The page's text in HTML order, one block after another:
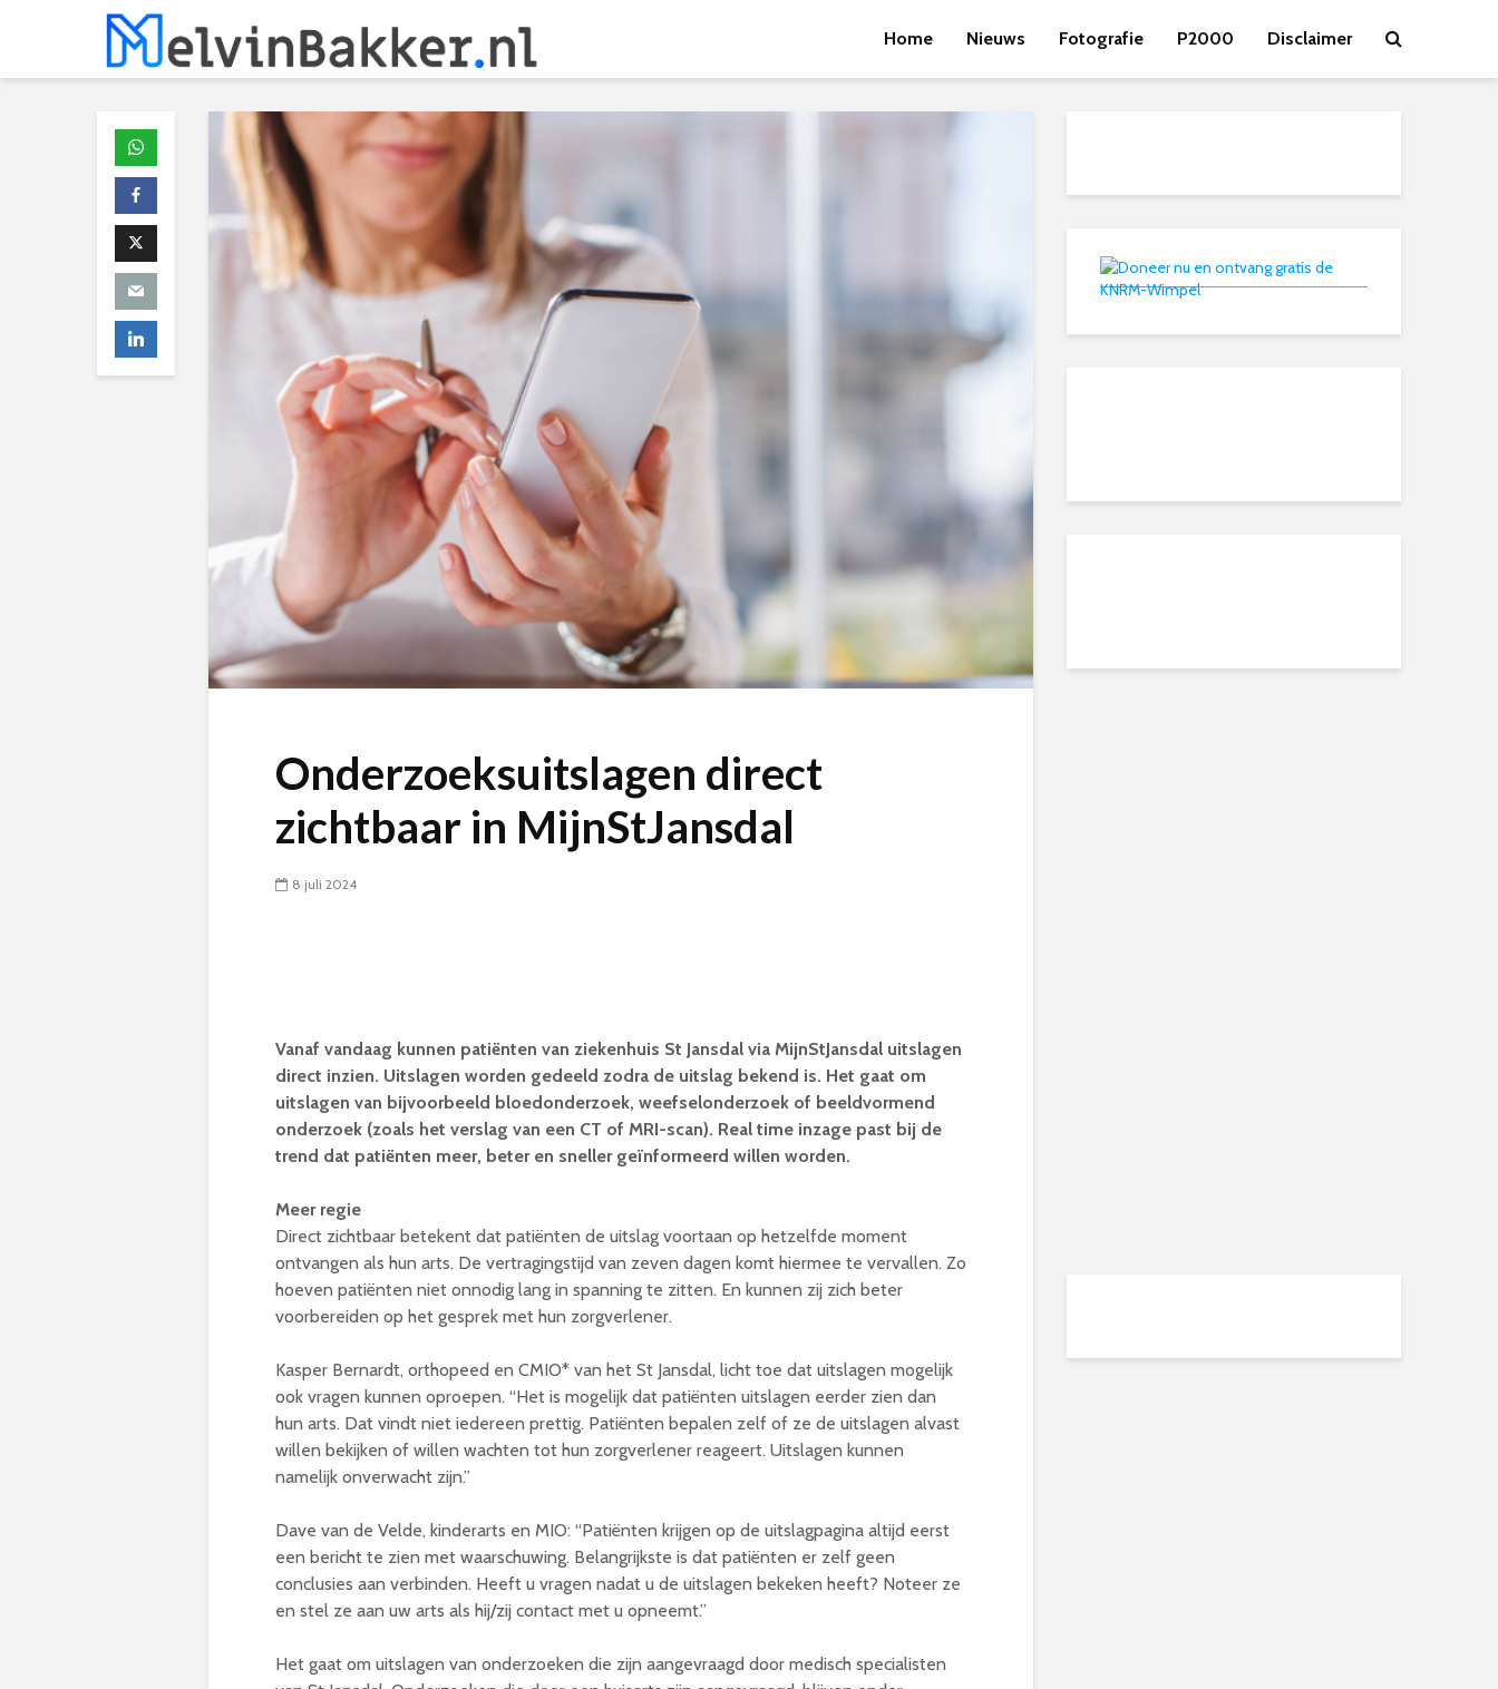
Home Nieuws Fotografie P2000 Disclaimer
Onderzoeksuitslagen direct
zichtbaar in MijnStJansdal
8 juli 2024
Vanaf vandaag kunnen patiënten van ziekenhuis St Jansdal via MijnStJansdal uitslagen
direct inzien. Uitslagen worden gedeeld zodra de uitslag bekend is. Het gaat om
uitslagen van bijvoorbeeld bloedonderzoek, weefselonderzoek of beeldvormend
onderzoek (zoals het verslag van een CT of MRI-scan). Real time inzage past bij de
trend dat patiënten meer, beter en sneller geïnformeerd willen worden.
Meer regie
Direct zichtbaar betekent dat patiënten de uitslag voortaan op hetzelfde moment
ontvangen als hun arts. De vertragingstijd van zeven dagen komt hiermee te vervallen. Zo
hoeven patiënten niet onnodig lang in spanning te zitten. En kunnen zij zich beter
voorbereiden op het gesprek met hun zorgverlener.
Kasper Bernardt, orthopeed en CMIO* van het St Jansdal, licht toe dat uitslagen mogelijk
ook vragen kunnen oproepen. “Het is mogelijk dat patiënten uitslagen eerder zien dan
hun arts. Dat vindt niet iedereen prettig. Patiënten bepalen zelf of ze de uitslagen alvast
willen bekijken of willen wachten tot hun zorgverlener reageert. Uitslagen kunnen
namelijk onverwacht zijn.”
Dave van de Velde, kinderarts en MIO: “Patiënten krijgen op de uitslagpagina altijd eerst
een bericht te zien met waarschuwing. Belangrijkste is dat patiënten er zelf geen
conclusies aan verbinden. Heeft u vragen nadat u de uitslagen bekeken heeft? Noteer ze
en stel ze aan uw arts als hij/zij contact met u opneemt.”
Het gaat om uitslagen van onderzoeken die zijn aangevraagd door medisch specialisten